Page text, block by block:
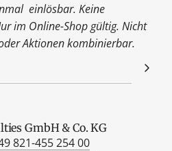
einlösbar. Keine
im Online-Shop gültig. Nicht
Aktionen kombinierbar.
GmbH & Co. KG
821-455 254 00